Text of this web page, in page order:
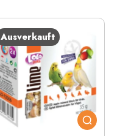
Ausverkauft